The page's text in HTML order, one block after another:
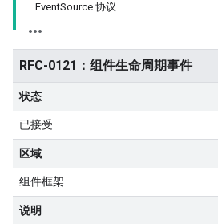
EventSource 协议
RFC-0121：组件生命周期事件
状态
已接受
区域
组件框架
说明